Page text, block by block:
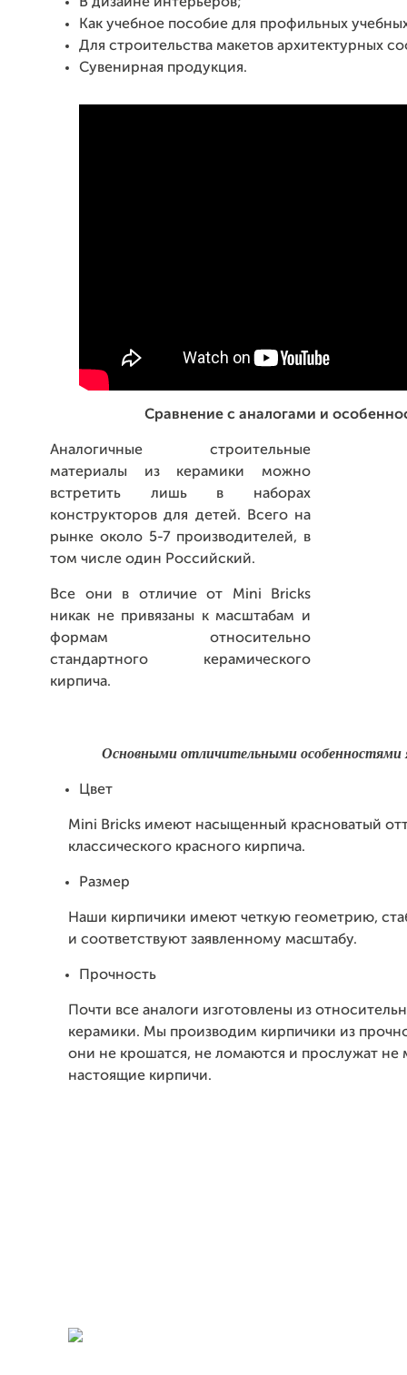
Как учебное пособие для профильных
Для строительства макетов архитектурных
Сувенирная продукция.
Сравнение с аналогами и
Аналогичные строительные
материалы из керамики можно
встретить лишь в наборах
конструкторов для детей. Всего на
рынке около 5-7 производителей, в
том числе один Российский.
Все они в отличие от Mini Bricks
никак не привязаны к масштабам и
формам относительно
стандартного керамического
кирпича.
Основными отличительными особенностями
Цвет
Mini Bricks имеют насыщенный красноватый
классического красного кирпича.
Размер
Наши кирпичики имеют четкую геометрию,
и соответствуют заявленному масштабу.
Прочность
Почти все аналоги изготовлены из
керамики. Мы производим кирпичики из
они не крошатся, не ломаются и прослужат не
настоящие кирпичи.